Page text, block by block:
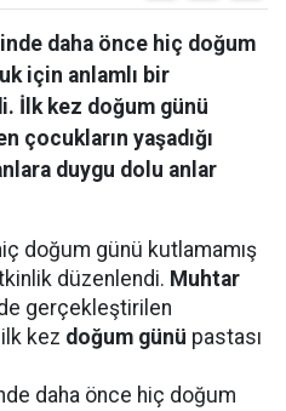
daha önce hiç doğum
için anlamlı bir
İlk kez doğum günü
çocukların yaşadığı
duygu dolu anlar
doğum günü kutlamamış
düzenlendi. Muhtar
gerçekleştirilen
kez doğum günü pastası
daha önce hiç doğum